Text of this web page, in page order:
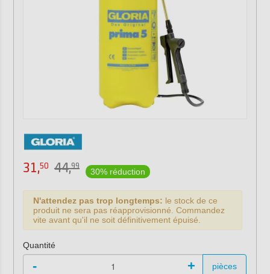
31,50 44,99
30% réduction
N'attendez pas trop longtemps: le stock de ce
produit ne sera pas réapprovisionné. Commandez
vite avant qu'il ne soit définitivement épuisé.
Quantité
- + pièces